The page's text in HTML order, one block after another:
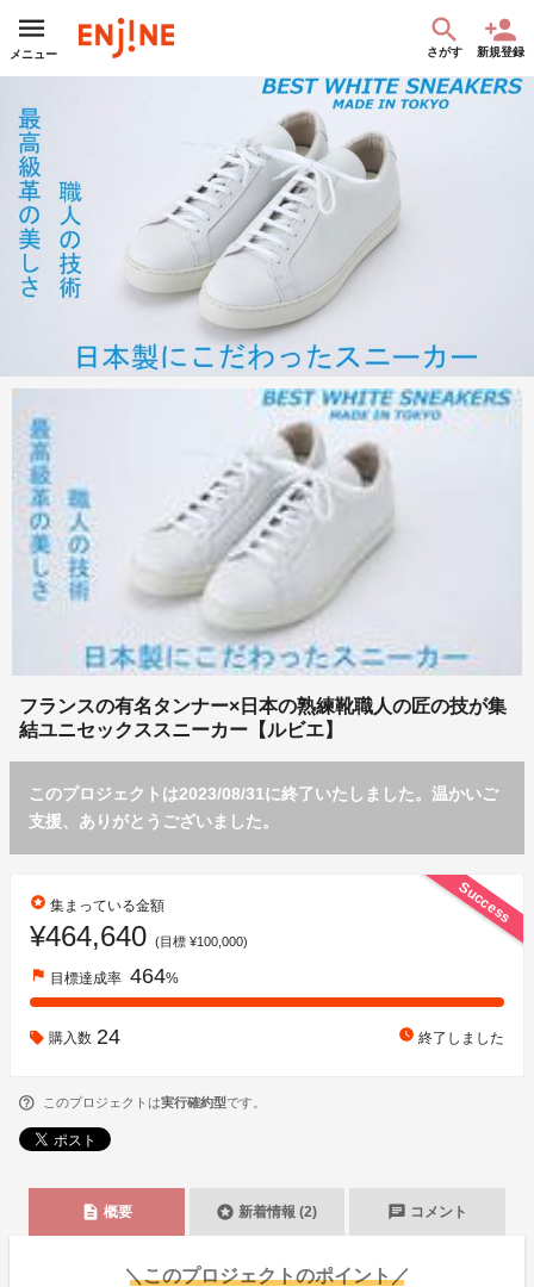
メニュー さがす 新規登録
フランスの有名タンナー×日本の熟練靴職人の匠の技が集
結ユニセックススニーカー【ルビエ】
このプロジェクトは2023/08/31に終了いたしました。温かいご
支援、ありがとうございました。
Success
stars 集まっている金額
¥464,640 (目標 ¥100,000)
flag 目標達成率 464%
購入数 24 watch_later 終了しました
このプロジェクトは実行確約型です。
description 概要 stars 新着情報 (2) chat コメント
＼このプロジェクトのポイント／